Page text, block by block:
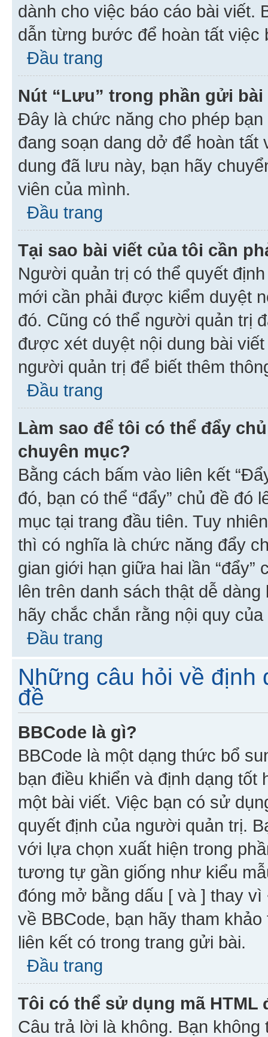
dành cho việc báo cáo bài viết.
dẫn từng bước để hoàn tất việc
Đầu trang
Nút “Lưu” trong phần gửi
Đây là chức năng cho phép
đang soạn dang dở để hoàn
dung đã lưu này, bạn hãy
viên của mình.
Đầu trang
Tại sao bài viết của tôi cần
Người quản trị có thể quyết
mới cần phải được kiểm duyệt
đó. Cũng có thể người quản trị
được xét duyệt nội dung bài
người quản trị để biết thêm
Đầu trang
Làm sao để tôi có thể đẩy
chuyên mục?
Bằng cách bấm vào liên kết
đó, bạn có thể “đẩy” chủ đề đó
mục tại trang đầu tiên. Tuy
thì có nghĩa là chức năng đẩy
gian giới hạn giữa hai lần “đẩy”
lên trên danh sách thật dễ
hãy chắc chắn rằng nội quy
Đầu trang
Những câu hỏi về định
đề
BBCode là gì?
BBCode là một dạng thức bổ
bạn điều khiển và định dạng
một bài viết. Việc bạn có sử
quyết định của người quản trị.
với lựa chọn xuất hiện trong
tương tự gần giống như kiểu
đóng mở bằng dấu [ và ] thay
về BBCode, bạn hãy tham
liên kết có trong trang gửi bài.
Đầu trang
Tôi có thể sử dụng mã
Câu trả lời là không. Bạn